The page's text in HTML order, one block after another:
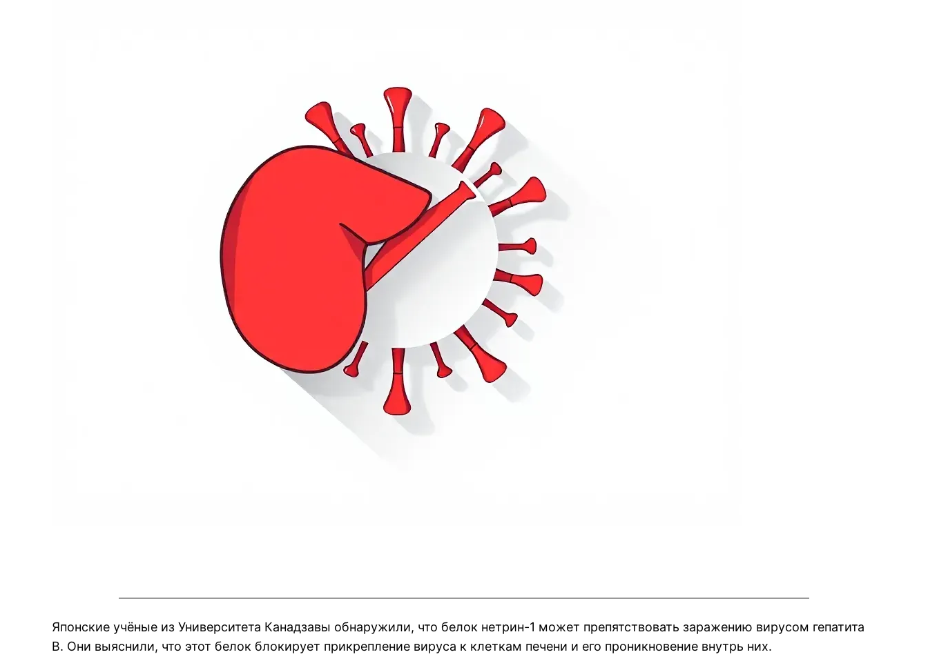
Японские учёные из Университета Канадзавы обнаружили, что белок нетрин-1 может препятствовать заражению вирусом гепатита
B. Они выяснили, что этот белок блокирует прикрепление вируса к клеткам печени и его проникновение внутрь них.